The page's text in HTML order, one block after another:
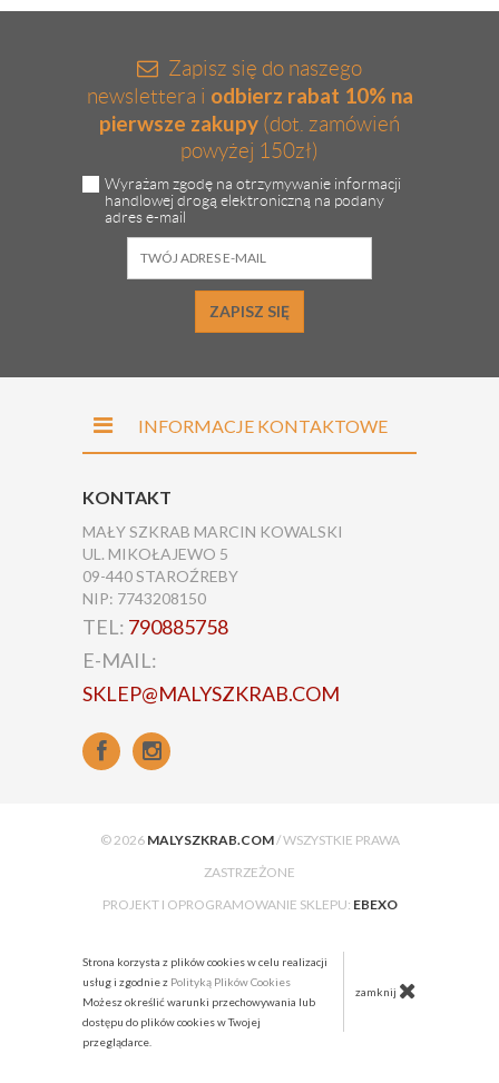
Zapisz się do naszego
newslettera i odbierz rabat 10% na
pierwsze zakupy (dot. zamówień
powyżej 150zł)
Wyrażam zgodę na otrzymywanie informacji
handlowej drogą elektroniczną na podany
adres e-mail
ZAPISZ SIĘ
INFORMACJE KONTAKTOWE
KONTAKT
MAŁY SZKRAB MARCIN KOWALSKI
UL. MIKOŁAJEWO 5
09-440 STAROŹREBY
NIP: 7743208150
TEL: 790885758
E-MAIL:
SKLEP@MALYSZKRAB.COM
© 2026 MALYSZKRAB.COM/ WSZYSTKIE PRAWA
ZASTRZEŻONE
PROJEKT I OPROGRAMOWANIE SKLEPU: EBEXO
Strona korzysta z plików cookies w celu realizacji
usług i zgodnie z Polityką Plików Cookies
Możesz określić warunki przechowywania lub
dostępu do plików cookies w Twojej
przeglądarce.
zamknij